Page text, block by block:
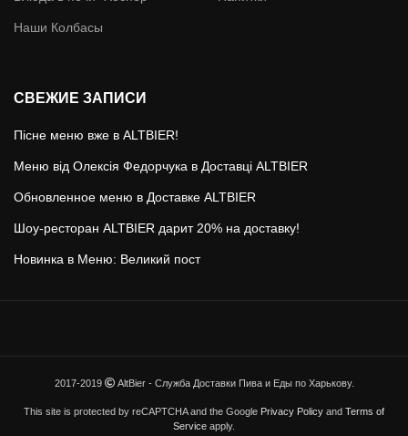
Наши Колбасы
СВЕЖИЕ ЗАПИСИ
Пісне меню вже в ALTBIER!
Меню від Олексія Федорчука в Доставці ALTBIER
Обновленное меню в Доставке ALTBIER
Шоу-ресторан ALTBIER дарит 20% на доставку!
Новинка в Меню: Великий пост
2017-2019 AltBier - Служба Доставки Пива и Еды по Харькову.
This site is protected by reCAPTCHA and the Google Privacy Policy and Terms of
Service apply.